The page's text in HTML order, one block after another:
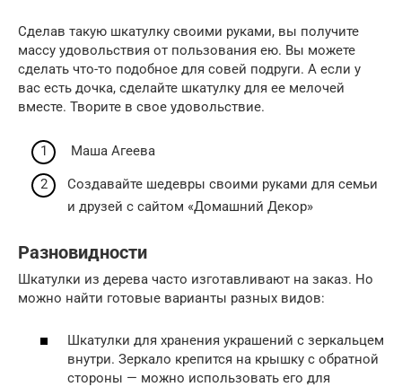
Сделав такую шкатулку своими руками, вы получите
массу удовольствия от пользования ею. Вы можете
сделать что-то подобное для совей подруги. А если у
вас есть дочка, сделайте шкатулку для ее мелочей
вместе. Творите в свое удовольствие.
Маша Агеева
Создавайте шедевры своими руками для семьи
и друзей с сайтом «Домашний Декор»
Разновидности
Шкатулки из дерева часто изготавливают на заказ. Но
можно найти готовые варианты разных видов:
Шкатулки для хранения украшений с зеркальцем
внутри. Зеркало крепится на крышку с обратной
стороны — можно использовать его для